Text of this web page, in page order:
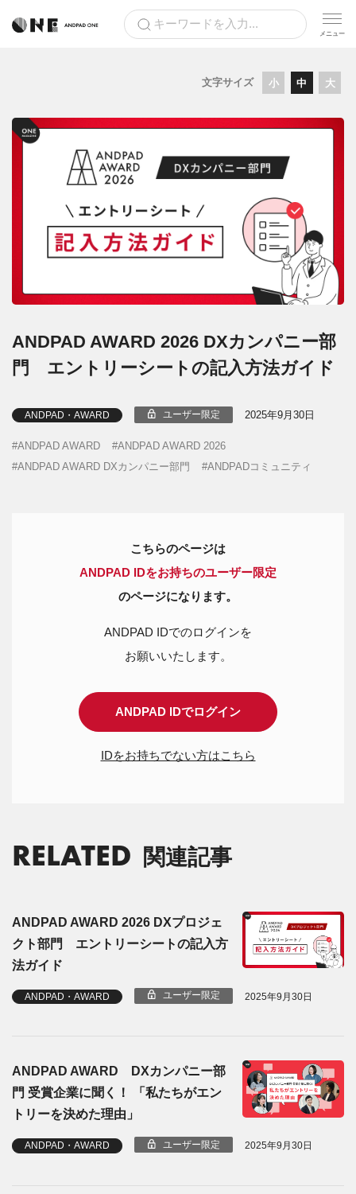
文字サイズ 小 中 大
ANDPAD AWARD 2026 DXカンパニー部
門 エントリーシートの記入方法ガイド
ANDPAD・AWARD ユーザー限定 2025年9月30日
ANDPAD AWARD
ANDPAD AWARD 2026
ANDPAD AWARD DXカンパニー部門
ANDPADコミュニティ
こちらのページは
ANDPAD IDをお持ちのユーザー限定
のページになります。
ANDPAD IDでのログインを
お願いいたします。
ANDPAD IDでログイン
IDをお持ちでない方はこちら
RELATED 関連記事
ANDPAD AWARD 2026 DXプロジェ
クト部門 エントリーシートの記入方
法ガイド
ANDPAD・AWARD ユーザー限定 2025年9月30日
ANDPAD AWARD DXカンパニー部
門 受賞企業に聞く！ 「私たちがエン
トリーを決めた理由」
ANDPAD・AWARD ユーザー限定 2025年9月30日